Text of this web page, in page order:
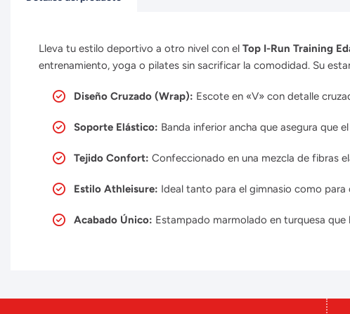
Lleva tu estilo deportivo a otro nivel con el Top I-Run Training
entrenamiento, yoga o pilates sin sacrificar la comodidad. Su
Diseño Cruzado (Wrap): Escote en «V» con detalle
Soporte Elástico: Banda inferior ancha que asegura que
Tejido Confort: Confeccionado en una mezcla de fibras
Estilo Athleisure: Ideal tanto para el gimnasio como
Acabado Único: Estampado marmolado en turquesa